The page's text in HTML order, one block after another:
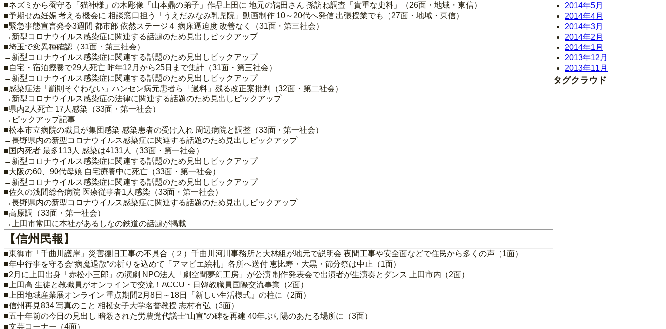
■ネズミから蚕守る「猫神様」の木彫像「山本鼎の弟子」作品上田に 地元の鴇田さん 孫訪ね調査「貴重な史料」（26面・地域・東信）
■予期せぬ妊娠 考える機会に 相談窓口担う「うえだみなみ乳児院」動画制作 10～20代へ発信 出張授業でも（27面・地域・東信）
■緊急事態宣言発令3週間 都市部 依然ステージ４ 病床逼迫度 改善なく（31面・第三社会）
→新型コロナウイルス感染症に関連する話題のため見出しピックアップ
■埼玉で変異種確認（31面・第三社会）
→新型コロナウイルス感染症に関連する話題のため見出しピックアップ
■自宅・宿泊療養で29人死亡 昨年12月から25日まで集計（31面・第三社会）
→新型コロナウイルス感染症に関連する話題のため見出しピックアップ
■感染症法「罰則そぐわない」ハンセン病元患者ら「過料」残る改正案批判（32面・第二社会）
→新型コロナウイルス感染症の法律に関連する話題のため見出しピックアップ
■県内2人死亡 17人感染（33面・第一社会）
→ピックアップ記事
■松本市立病院の職員が集団感染 感染患者の受け入れ 周辺病院と調整（33面・第一社会）
→長野県内の新型コロナウイルス感染症に関連する話題のため見出しピックアップ
■国内死者 最多113人 感染は4131人（33面・第一社会）
→新型コロナウイルス感染症に関連する話題のため見出しピックアップ
■大阪の60、90代母娘 自宅療養中に死亡（33面・第一社会）
→新型コロナウイルス感染症に関連する話題のため見出しピックアップ
■佐久の浅間総合病院 医療従事者1人感染（33面・第一社会）
→長野県内の新型コロナウイルス感染症に関連する話題のため見出しピックアップ
■高原調（33面・第一社会）
→上田市常田に本社があるしなの鉄道の話題が掲載
【信州民報】
■東御市「千曲川護岸」災害復旧工事の不具合（２）千曲川河川事務所と大林組が地元で説明会 夜間工事や安全面などで住民から多くの声（1面）
■年中行事を守る会“病魔退散”の祈りを込めて「アマビエ絵札」各所へ送付 恵比寿・大黒・節分祭は中止（1面）
■2月に上田出身「赤松小三郎」の演劇 NPO法人「劇空間夢幻工房」が公演 制作発表会で出演者が生演奏とダンス 上田市内（2面）
■上田高 生徒と教職員がオンラインで交流！ACCU・日韓教職員国際交流事業（2面）
■上田地域産業展オンライン 重点期間2月8日～18日『新しい生活様式』の柱に（2面）
■信州再見834 写真のこと 相模女子大学名誉教授 志村有弘（3面）
■五十年前の今日の見出し 暗殺された労農党代議士“山宣”の碑を再建 40年ぶり陽のあたる場所に（3面）
■文芸コーナー（4面）
2014年5月
2014年4月
2014年3月
2014年2月
2014年1月
2013年12月
2013年11月
タグクラウド